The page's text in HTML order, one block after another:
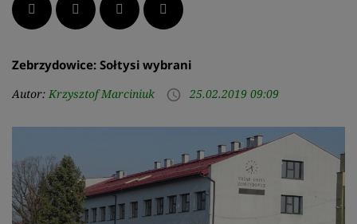
Facebook Twitter LinkedIn Pinterest
Zebrzydowice: Sołtysi wybrani
Autor: Krzysztof Marciniuk access_time 25.02.2019 09:09